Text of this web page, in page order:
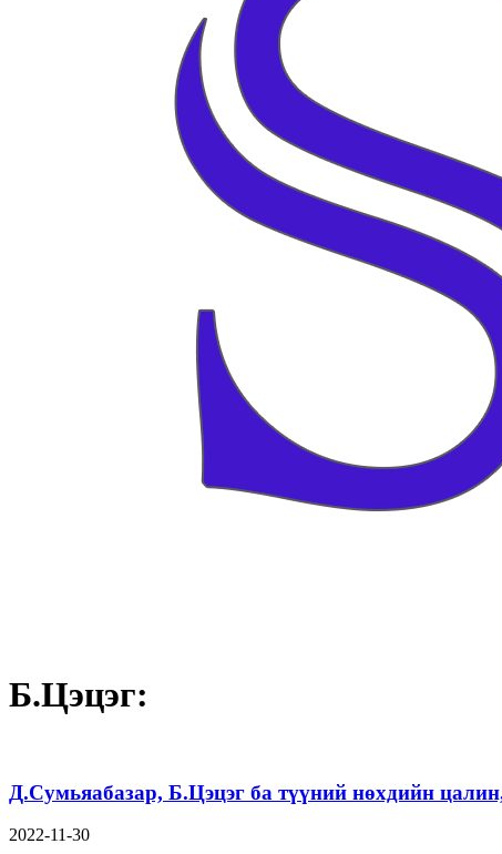
Б.Цэцэг:
Д.Сумьяабазар, Б.Цэцэг ба түүний нөхдийн
2022-11-30